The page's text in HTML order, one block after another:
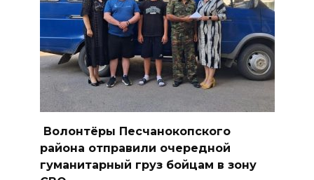
Бесплатные путевки для 17
тысяч детей: в Ростовской
области продолжается
оздоровительная кампания
07 августа 2026 18:30
Судьба аварийного особняка
в донской столице
07 августа 2026 18:28
Волонтёры Песчанокопского
района отправили очередной
гуманитарный груз бойцам в зону